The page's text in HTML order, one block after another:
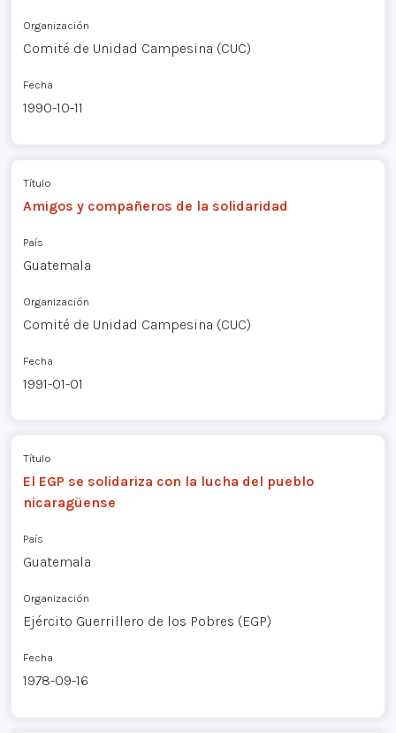
Organización
Comité de Unidad Campesina (CUC)
Fecha
1990-10-11
Título
Amigos y compañeros de la solidaridad
País
Guatemala
Organización
Comité de Unidad Campesina (CUC)
Fecha
1991-01-01
Título
El EGP se solidariza con la lucha del pueblo
nicaragüense
País
Guatemala
Organización
Ejército Guerrillero de los Pobres (EGP)
Fecha
1978-09-16